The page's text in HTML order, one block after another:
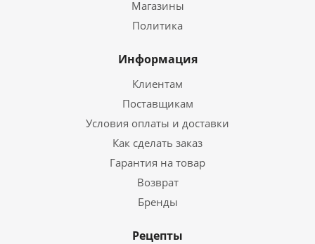
Магазины
Политика
Информация
Клиентам
Поставщикам
Условия оплаты и доставки
Как сделать заказ
Гарантия на товар
Возврат
Бренды
Рецепты